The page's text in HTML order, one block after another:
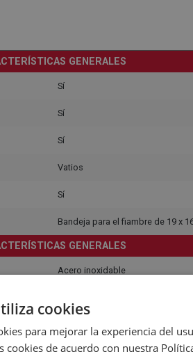
GENERALES
Sí
Sí
Sí
Vatios
Sí
Bandeja para el fiambre de 19 x
GENERALES
Acero inoxidable
Acero inoxidable
cookies
para mejorar la experiencia del
cookies de acuerdo con nuestra